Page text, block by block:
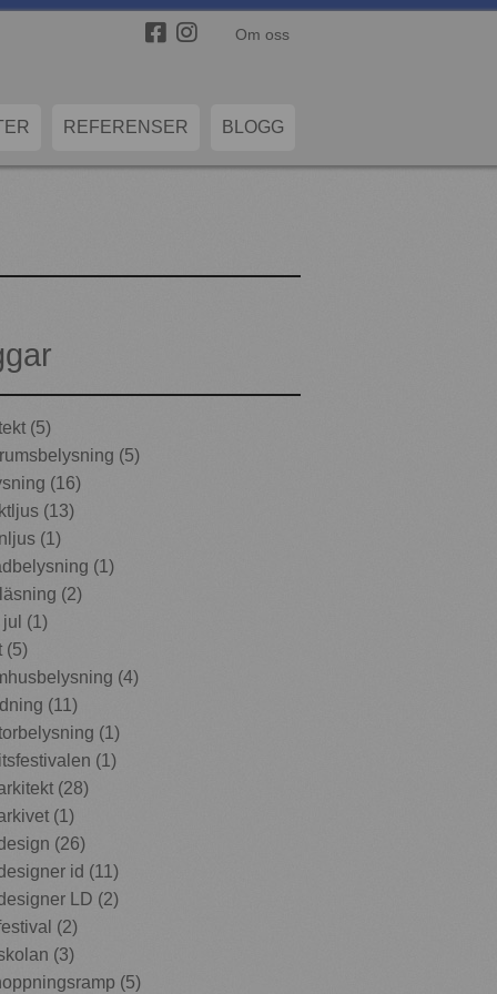
Om oss
REFERENSER BLOGG
(5)
(5)
(16)
(13)
(1)
(1)
(2)
(1)
(5)
(4)
(11)
(1)
(1)
(28)
(1)
(26)
id (11)
LD (2)
(2)
(3)
(5)